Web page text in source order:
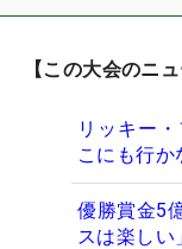
【この大会のニュ
リッキー
こにも行か
優勝賞金5
スは楽しい